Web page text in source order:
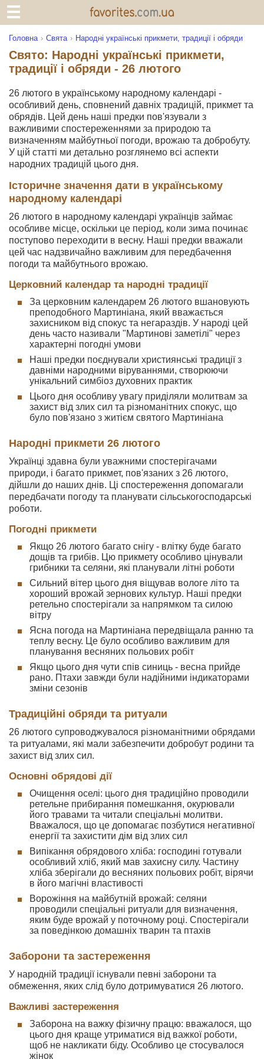
Головна Свята Народні українські прикмети, традиції і обряди
Свято: Народні українські прикмети,
традиції і обряди - 26 лютого
26 лютого в українському народному календарі -
особливий день, сповнений давніх традицій, прикмет та
обрядів. Цей день наші предки пов'язували з
важливими спостереженнями за природою та
визначенням майбутньої погоди, врожаю та добробуту.
У цій статті ми детально розглянемо всі аспекти
народних традицій цього дня.
Історичне значення дати в українському
народному календарі
26 лютого в народному календарі українців займає
особливе місце, оскільки це період, коли зима починає
поступово переходити в весну. Наші предки вважали
цей час надзвичайно важливим для передбачення
погоди та майбутнього врожаю.
Церковний календар та народні традиції
За церковним календарем 26 лютого вшановують
преподобного Мартиніана, який вважається
захисником від спокус та негараздів. У народі цей
день часто називали "Мартинові заметілі" через
характерні погодні умови
Наші предки поєднували християнські традиції з
давніми народними віруваннями, створюючи
унікальний симбіоз духовних практик
Цього дня особливу увагу приділяли молитвам за
захист від злих сил та різноманітних спокус, що
було пов'язано з житієм святого Мартиніана
Народні прикмети 26 лютого
Українці здавна були уважними спостерігачами
природи, і багато прикмет, пов'язаних з 26 лютого,
дійшли до наших днів. Ці спостереження допомагали
передбачати погоду та планувати сільськогосподарські
роботи.
Погодні прикмети
Якщо 26 лютого багато снігу - влітку буде багато
дощів та грибів. Цю прикмету особливо цінували
грибники та селяни, які планували літні роботи
Сильний вітер цього дня віщував вологе літо та
хороший врожай зернових культур. Наші предки
ретельно спостерігали за напрямком та силою
вітру
Ясна погода на Мартиніана передвіщала ранню та
теплу весну. Це було особливо важливим для
планування весняних польових робіт
Якщо цього дня чути спів синиць - весна прийде
рано. Птахи завжди були надійними індикаторами
зміни сезонів
Традиційні обряди та ритуали
26 лютого супроводжувалося різноманітними обрядами
та ритуалами, які мали забезпечити добробут родини та
захист від злих сил.
Основні обрядові дії
Очищення оселі: цього дня традиційно проводили
ретельне прибирання помешкання, окурювали
його травами та читали спеціальні молитви.
Вважалося, що це допомагає позбутися негативної
енергії та захистити дім від злих сил
Випікання обрядового хліба: господині готували
особливий хліб, який мав захисну силу. Частину
хліба зберігали до весняних польових робіт, вірячи
в його магічні властивості
Ворожіння на майбутній врожай: селяни
проводили спеціальні ритуали для визначення,
яким буде врожай у поточному році. Спостерігали
за поведінкою домашніх тварин та птахів
Заборони та застереження
У народній традиції існували певні заборони та
обмеження, яких слід було дотримуватися 26 лютого.
Важливі застереження
Заборона на важку фізичну працю: вважалося, що
цього дня краще утриматися від важкої роботи,
щоб не накликати біду. Особливо це стосувалося
жінок